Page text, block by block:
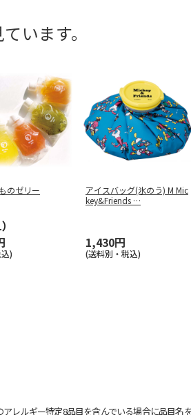
います。
のゼリー
)
アイスバッグ(氷のう) M Mic
key&Friends …
1,430円
(送料別・税込)
レルギー特定8品目を含んでいる場合に品目名を